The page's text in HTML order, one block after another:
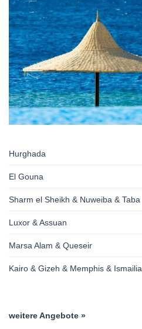
Hurghada
El Gouna
Sharm el Sheikh & Nuweiba & Taba
Luxor & Assuan
Marsa Alam & Queseir
Kairo & Gizeh & Memphis & Ismailia
weitere Angebote »